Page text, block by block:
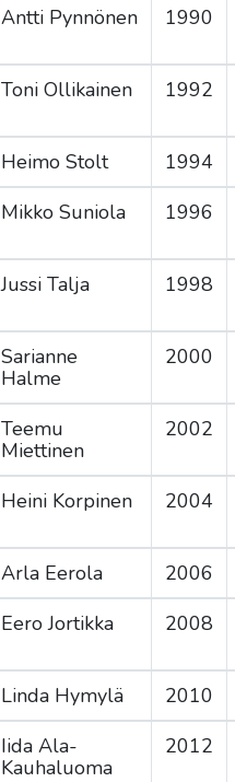
Antti Pynnönen 1990
Toni Ollikainen 1992
Heimo Stolt 1994
Mikko Suniola 1996
Jussi Talja 1998
Sarianne
Halme
2000
Teemu
Miettinen
2002
Heini Korpinen 2004
Arla Eerola 2006
Eero Jortikka 2008
Linda Hymylä 2010
Iida Ala-
Kauhaluoma
2012